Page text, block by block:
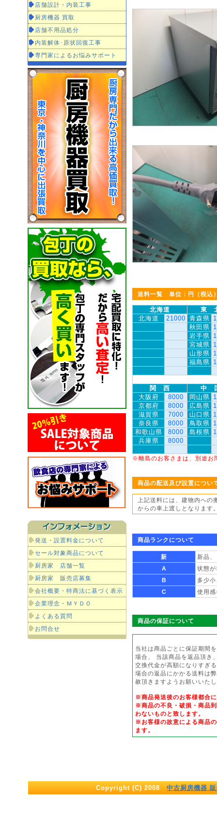
店舗設計・内装工事
厨房機器 買取
店舗不用品処分
内装解体･原状回復工事
専門家によるお悩みサポート
発送・設置料金について
セール対象商品について
厨房家 店舗一覧
厨房家 販売店募集
会社概要・特商法に基づく表示
企業理念・ＭＹＤＯ
よくある質問
お問合せ
送料一覧 単位：円（税込
北海道
東
北海道
21000 青森県
秋田県
岩手県
宮城県
山形県
福島県
関 西
中
大阪府
8000 岡山県
京都府
8000 広島県
滋賀県
7000 山口県
奈良県
8000 鳥取県
和歌山県
8000 島根県
兵庫県
8000
※離島のお客さまは、別途お
商品の配送及び設置につい
上記送料には、建物内へ
からの車上渡しとなります
商品ランクについて
新
新品
A
状態
B
多少
C
使用
商品の保証について
当社は商品ごとに保証期間
場合、 当該商品を返品頂き
交換代金が高額になりすぎ
場合の返品にかかる送料は
赦頂きますようお願いいた
※商品発送後のお客様都合
※商品の不良・破損・商品
わないものと致します。
※お客様の故意による商品
ます。
Copyright (C) 2008 中古厨房機器